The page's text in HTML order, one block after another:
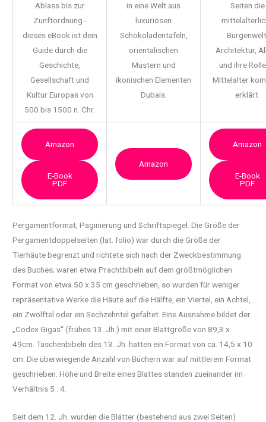
Ablass bis zur
Zunftordnung -
dieses eBook ist dein
Guide durch die
Geschichte,
Gesellschaft und
Kultur Europas von
500 bis 1500 n. Chr.
in eine Welt aus
luxuriösen
Schokoladentafeln,
orientalischen
Mustern und
ikonischen Elementen
Dubais.
Seiten die
Architektur,
und ihre
Mittelalter
erklärt.
Amazon
E-Book
PDF
Amazon
Amazon
E-Book
PDF
Pergamentformat, Paginierung und Schriftspiegel. Die Größe der
Pergamentdoppelseiten (lat.folio) war durch die Größe der
Tierhäute begrenzt und richtete sich nach der Zweckbestimmung
des Buches; waren etwa Prachtbibeln auf dem größtmöglichen
Format von etwa 50 x 35 cm geschrieben, so wurden für weniger
repräsentative Werke die Häute auf die Hälfte, ein Viertel, ein Achtel,
ein Zwölftel oder ein Sechzehntel gefaltet. Eine Ausnahme bildet der
„Codex Gigas“ (frühes 13. Jh.) mit einer Blattgröße von 89,3 x
49cm. Taschenbibeln des 13. Jh. hatten ein Format von ca. 14,5 x 10
cm. Die überwiegende Anzahl von Büchern war auf mittlerem Format
geschrieben. Höhe und Breite eines Blattes standen zueinander im
Verhältnis 5 : 4.
Seit dem 12. Jh. wurden die Blätter (bestehend aus zwei Seiten)